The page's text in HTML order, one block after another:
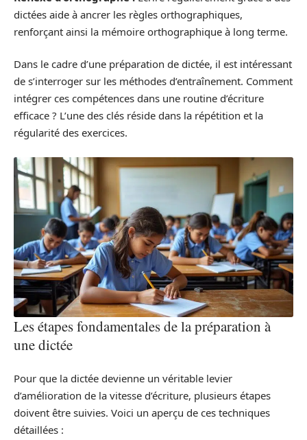
dictées aide à ancrer les règles orthographiques,
renforçant ainsi la mémoire orthographique à long terme.
Dans le cadre d’une préparation de dictée, il est intéressant
de s’interroger sur les méthodes d’entraînement. Comment
intégrer ces compétences dans une routine d’écriture
efficace ? L’une des clés réside dans la répétition et la
régularité des exercices.
Les étapes fondamentales de la préparation à
une dictée
Pour que la dictée devienne un véritable levier
d’amélioration de la vitesse d’écriture, plusieurs étapes
doivent être suivies. Voici un aperçu de ces techniques
détaillées :